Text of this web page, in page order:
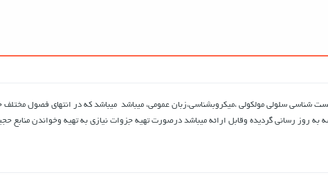
شناسی سلولی مولکولی ،میکروبشناسی،زبان عمومی، میباشد میباشد که در انتهای فصول
به روز رسانی گردیده وقابل ارائه میباشد درصورت تهیه جزوات نیازی به تهیه وخواندن